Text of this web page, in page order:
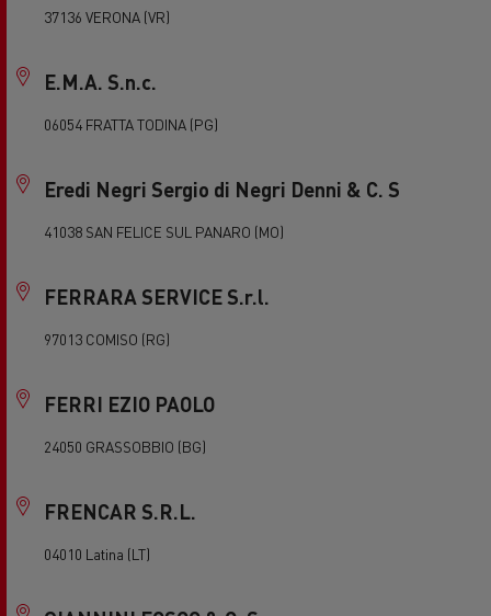
37136 VERONA (VR)
E.M.A. S.n.c.
06054 FRATTA TODINA (PG)
Eredi Negri Sergio di Negri Denni & C. S
41038 SAN FELICE SUL PANARO (MO)
FERRARA SERVICE S.r.l.
97013 COMISO (RG)
FERRI EZIO PAOLO
24050 GRASSOBBIO (BG)
FRENCAR S.R.L.
04010 Latina (LT)